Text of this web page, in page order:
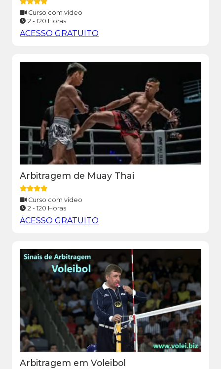
Curso com vídeo
2 - 120 Horas
ACESSO GRATUITO
Arbitragem de Muay Thai
Curso com vídeo
2 - 120 Horas
ACESSO GRATUITO
Arbitragem em Voleibol